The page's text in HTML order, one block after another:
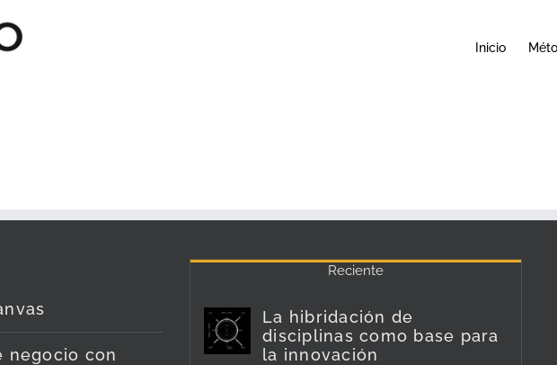
Inicio
negocio con
Reciente
La hibridación de
disciplinas como base para
la innovación